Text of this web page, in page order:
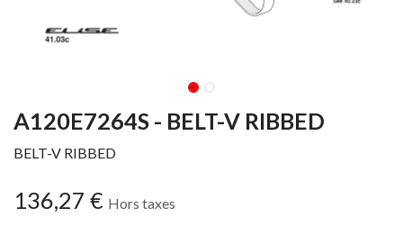
A120E7264S - BELT-V RIBBED
BELT-V RIBBED
136,27 € Hors taxes